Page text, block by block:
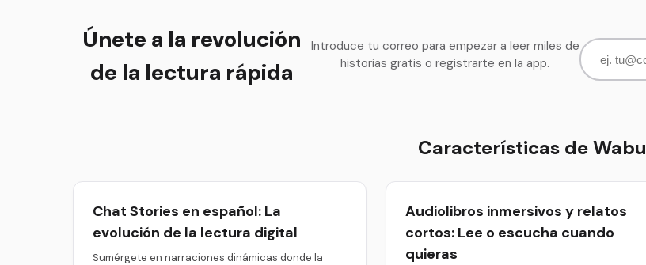
Únete a la revolución
de la lectura rápida
Introduce tu correo para empezar a leer miles de
historias gratis o registrarte en la app.
Características de Wabu
Chat Stories en español: La
evolución de la lectura digital
Sumérgete en narraciones dinámicas donde la
Audiolibros inmersivos y relatos
cortos: Lee o escucha cuando
quieras